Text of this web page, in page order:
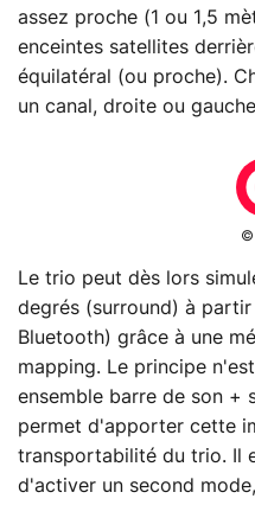
assez proche (1 ou 1,5
enceintes satellites
équilatéral (ou proche).
un canal, droite ou
©
Le trio peut dès lors
degrés (surround) à
Bluetooth) grâce à une
mapping. Le principe
ensemble barre de son +
permet d'apporter cette
transportabilité du trio. Il
d'activer un second